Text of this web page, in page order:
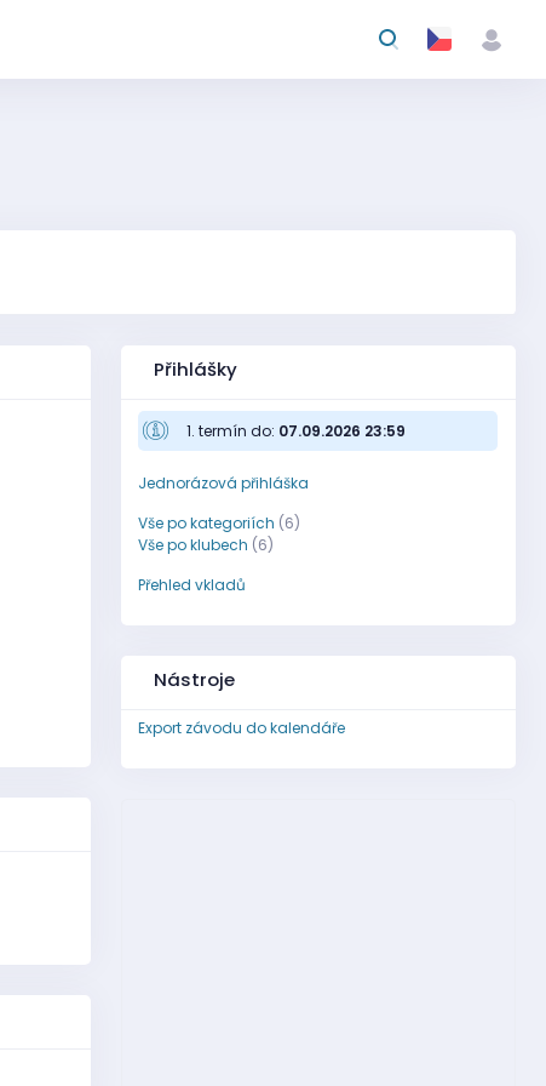
Přihlášky
1. termín do: 07.09.2026 23:59
Jednorázová přihláška
Vše po kategoriích (6)
Vše po klubech (6)
Přehled vkladů
Nástroje
Export závodu do kalendáře